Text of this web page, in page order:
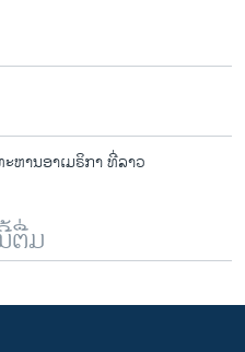
ຫານອາເມຣິກາ ທີ່ລາວ
ຕື່ມ